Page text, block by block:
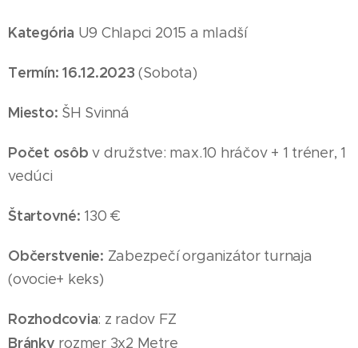
Kategória U9 Chlapci 2015 a mladší
Termín: 16.12.2023 (Sobota)
Miesto: ŠH Svinná
Počet osôb v družstve: max.10 hráčov + 1 tréner, 1
vedúci
Štartovné: 130 €
Občerstvenie: Zabezpečí organizátor turnaja
(ovocie+ keks)
Rozhodcovia: z radov FZ
Bránky rozmer 3x2 Metre